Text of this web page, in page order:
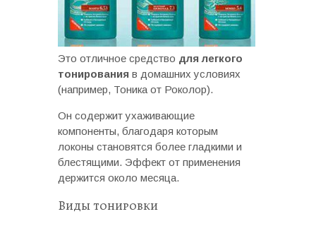
Это отличное средство для легкого
тонирования в домашних условиях
(например, Тоника от Роколор).
Он содержит ухаживающие
компоненты, благодаря которым
локоны становятся более гладкими и
блестящими. Эффект от применения
держится около месяца.
Виды тонировки